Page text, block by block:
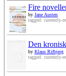
Fire
by Jane Austen
tagged: currently-
Den
by Klaus Rifbjerg
tagged: currently-